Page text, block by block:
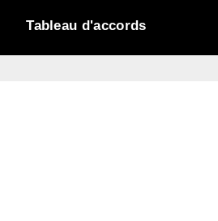
Tableau d'accords